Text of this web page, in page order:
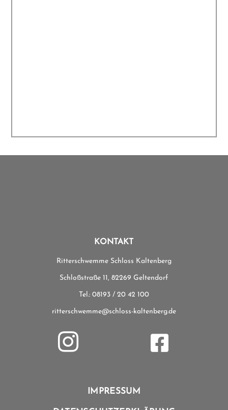
KONTAKT
Ritterschwemme Schloss Kaltenberg
Schloßstraße 11, 82269 Geltendorf
Tel.: 08193 / 20 42 100
ritterschwemme@schloss-kaltenberg.de
 
IMPRESSUM